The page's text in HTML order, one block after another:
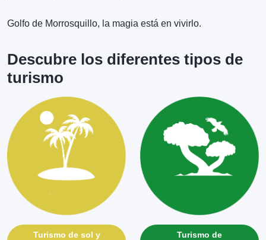
❮ ❯
la Infantería de
Ver más
Pesca Artesanal
Cultura
Ver más
Golfo de Morrosquillo, la magia está en vivirlo.
Descubre los diferentes tipos de
turismo
Turismo de sol y
Turismo de